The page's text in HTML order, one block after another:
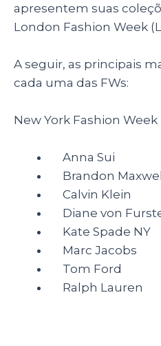
apresentem suas
London Fashion Week
A seguir, as principais
cada uma das FWs:
New York Fashion Week
Anna Sui
Brandon Maxwell
Calvin Klein
Diane von
Kate Spade NY
Marc Jacobs
Tom Ford
Ralph Lauren